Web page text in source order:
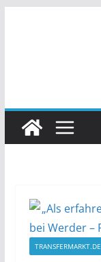
TRANSFERMARKT.DE